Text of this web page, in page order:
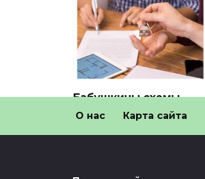
Бабушкины схемы
больше не прокатят в
О нас Карта сайта